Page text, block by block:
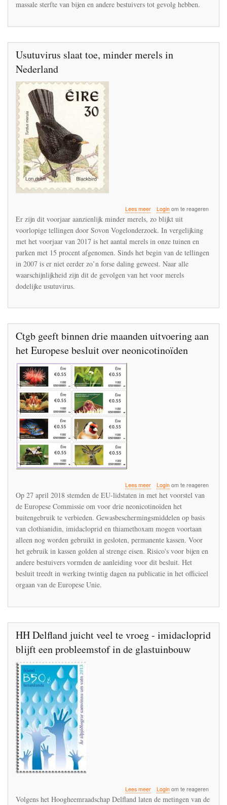
dat
massale sterfte van bijen en andere bestuivers tot gevolg hebben.
Usutuvirus slaat toe, minder merels in
Nederland
Lees meerover
Usutuvirus
toe,
minder
merels
in
Nederland
Loginom te reageren
Er zijn dit voorjaar aanzienlijk minder merels, zo blijkt uit
voorlopige tellingen door Sovon Vogelonderzoek. In vergelijking
met het voorjaar van 2017 is het aantal merels in onze tuinen en
parken met 15 procent afgenomen. Sinds het begin van de tellingen
in 2007 is er niet eerder zo’n forse daling geweest. Naar alle
waarschijnlijkheid zijn dit de gevolgen van het voor merels
dodelijke usutuvirus.
Ctgb geeft binnen drie maanden uitvoering aan
het Europese besluit over neonicotinoïden
Lees meerover
Ctgb
binnen
drie
maanden
uitvoering
aan
het
Europese
besluit
Loginom te reageren
Op 27 april 2018 stemden de EU-lidstaten in met het voorstel van
de Europese Commissie om voor drie neonicotinoïden het
buitengebruik te verbieden. Gewasbeschermingsmiddelen op basis
van clothianidin, imidacloprid en thiamethoxam mogen voortaan
alleen nog worden gebruikt in gesloten, permanente kassen. Voor
het gebruik in kassen golden al strenge eisen. Risico's voor bijen en
andere bestuivers vormden de aanleiding voor dit besluit. Het
besluit treedt in werking twintig dagen na publicatie in het officieel
orgaan van de Europese Unie.
HH Delfland juicht veel te vroeg - imidacloprid
blijft een probleemstof in de glastuinbouw
Lees meerover
HH
Loginom te reageren
Volgens het Hoogheemraadschap Delfland laten de metingen van de